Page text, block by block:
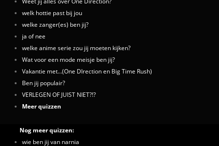
welk hottie past bij jou
welke zanger(es) ben jij?
ja of nee
welke anime serie zou jij moeten kijken?
Wat voor een mode meisje ben jij?
Vakantie met...(One DIrection en Big Time Rush)
Ben jij populair?
VERLEGEN OF JUIST NIET?!?
Meer quizzen
Nog meer quizzen:
wie ben jij van narnia